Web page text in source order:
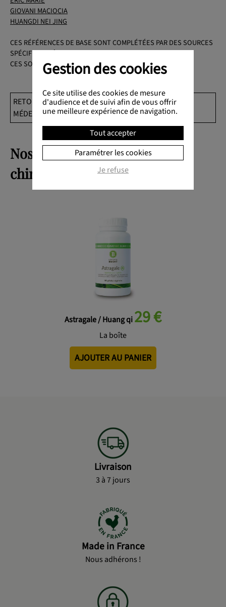
GIOVANI MACIOCIA
HUANGDI NEI JING
CES RÉFÉRENCES DE BASE SONT COMPLÉTÉES PAR DES SOURCES
SPÉCIFIQUES À CHAQUE ARTICLES.
CES SOURCES SONT CITÉES DANS LE CORPS DE L'ARTICLE.
RETOUR AU DOSSIER : TROUBLES ÉNERGÉTIQUES EN
MÉDECINE CHINOISE
Nos conseils en pharmacopée
chinoise
Astragale / Huang qi29 €
La boîte
AJOUTER AU PANIER
Livraison
3 à 7 jours
Made in France
Nous adhérons !
Gestion des cookies
Ce site utilise des cookies de mesure
d'audience et de suivi afin de vous offrir
une meilleure expérience de navigation.
Tout accepter
Paramétrer les cookies
Je refuse